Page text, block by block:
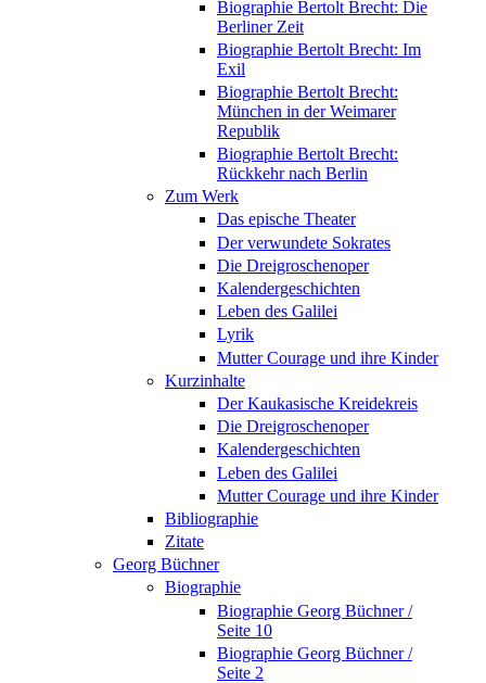
Biographie Bertolt Brecht: Die
Berliner Zeit
Biographie Bertolt Brecht: Im
Exil
Biographie Bertolt Brecht:
München in der Weimarer
Republik
Biographie Bertolt Brecht:
Rückkehr nach Berlin
Zum Werk
Das epische Theater
Der verwundete Sokrates
Die Dreigroschenoper
Kalendergeschichten
Leben des Galilei
Lyrik
Mutter Courage und ihre Kinder
Kurzinhalte
Der Kaukasische Kreidekreis
Die Dreigroschenoper
Kalendergeschichten
Leben des Galilei
Mutter Courage und ihre Kinder
Bibliographie
Zitate
Georg Büchner
Biographie
Biographie Georg Büchner /
Seite 10
Biographie Georg Büchner /
Seite 2